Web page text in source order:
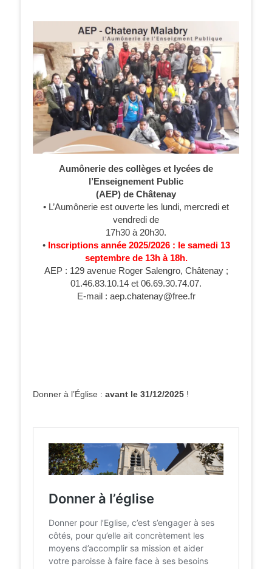
Aumônerie des collèges et lycées de
l’Enseignement Public
(AEP) de Châtenay
• L’Aumônerie est ouverte les lundi, mercredi et
vendredi de
17h30 à 20h30.
• Inscriptions année 2025/2026 : le samedi 13
septembre de 13h à 18h.
AEP : 129 avenue Roger Salengro, Châtenay ;
01.46.83.10.14 et 06.69.30.74.07.
E-mail : aep.chatenay@free.fr
Donner à l’Église : avant le 31/12/2025 !